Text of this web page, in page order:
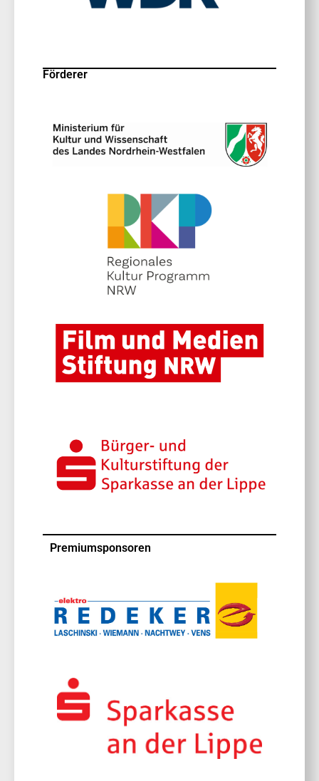
Förderer
Premiumsponsoren